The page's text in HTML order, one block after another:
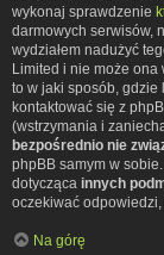
wykonaj sprawdzenie
darmowych serwisów,
wydziałem nadużyć
Limited i nie może
to w jaki sposób, gdzie
kontaktować się z
(wstrzymania i
bezpośrednio nie
phpBB samym w
dotycząca innych
oczekiwać
Na górę